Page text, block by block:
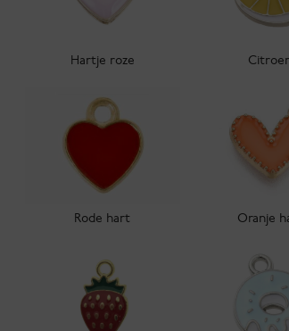
Hartje roze
Rode hart Oranje